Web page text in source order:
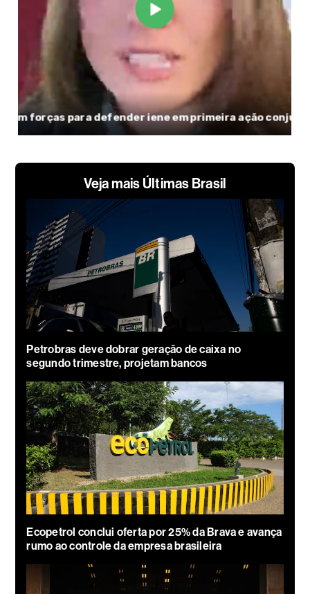
Veja mais Últimas Brasil
Petrobras deve dobrar geração de caixa no
segundo trimestre, projetam bancos
Ecopetrol conclui oferta por 25% da Brava e avança
rumo ao controle da empresa brasileira